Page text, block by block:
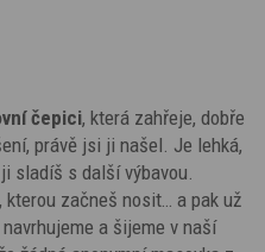
čepici, která zahřeje, dobře
právě jsi ji našel. Je lehká,
sladíš s další výbavou.
začneš nosit… a pak už
a šijeme v naší